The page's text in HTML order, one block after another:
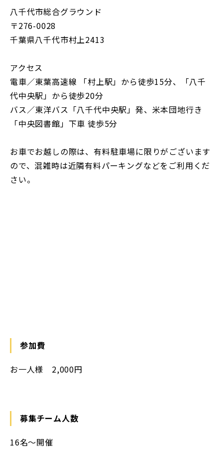
八千代市総合グラウンド
〒276-0028
千葉県八千代市村上2413
アクセス
電車／東葉高速線 「村上駅」から徒歩15分、「八千
代中央駅」から徒歩20分
バス／東洋バス「八千代中央駅」発、米本団地行き
「中央図書館」下車 徒歩5分
お車でお越しの際は、有料駐車場に限りがございます
ので、混雑時は近隣有料パーキングなどをご利用くだ
さい。
参加費
お一人様 2,000円
募集チーム人数
16名〜開催